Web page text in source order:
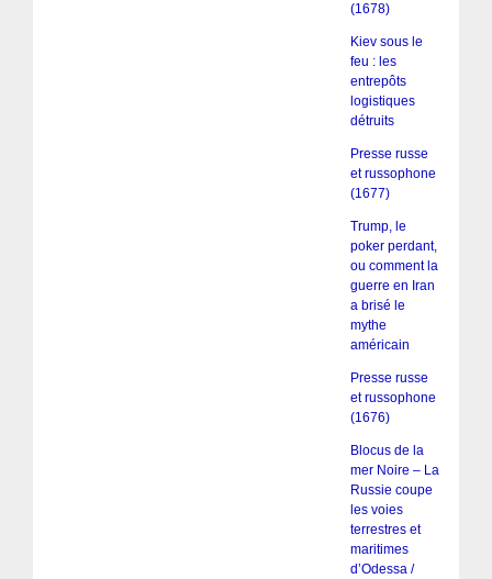
(1678)
Kiev sous le
feu : les
entrepôts
logistiques
détruits
Presse russe
et russophone
(1677)
Trump, le
poker perdant,
ou comment la
guerre en Iran
a brisé le
mythe
américain
Presse russe
et russophone
(1676)
Blocus de la
mer Noire – La
Russie coupe
les voies
terrestres et
maritimes
d’Odessa /